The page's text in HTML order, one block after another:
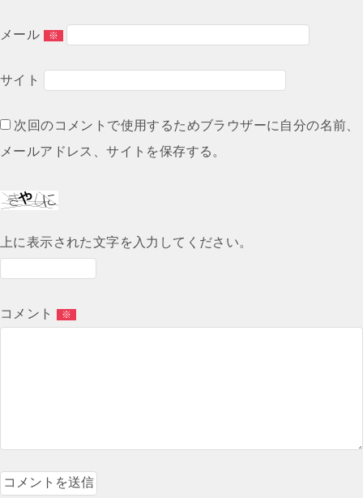
メール ※
サイト
次回のコメントで使用するためブラウザーに自分の名前、
メールアドレス、サイトを保存する。
上に表示された文字を入力してください。
コメント ※